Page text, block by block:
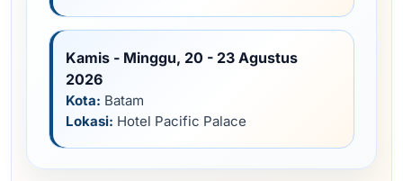
Kamis - Minggu, 20 - 23 Agustus
2026
Kota: Batam
Lokasi: Hotel Pacific Palace